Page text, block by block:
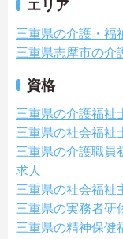
エリア
三重県の介護・福
三重県志摩市の介
資格
三重県の介護福祉
三重県の社会福祉
三重県の介護職員
求人
三重県の社会福祉
三重県の実務者研
三重県の精神保健